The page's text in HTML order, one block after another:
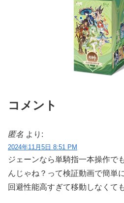
コメント
匿名 より:
2024年11月5日 8:51 PM
ジェーンなら単騎指一本操作で
んじゃね？って検証動画で簡単
回避性能高すぎて移動しなくて